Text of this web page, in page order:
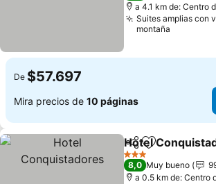
a 4.1 km de: Centro
Suites amplias con
montaña
De $57.697
Mira precios de 10 páginas
CompartirAgregar a
Hotel
3 Estrellas
8,0 Muy bueno
a 0.5 km de: Centro